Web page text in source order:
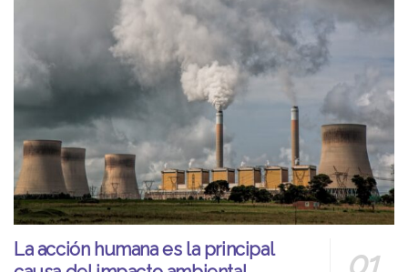
La acción humana es la principal